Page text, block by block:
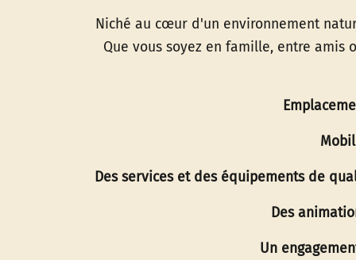
Niché au cœur d'un environnement
Que vous soyez en famille, entre amis
Des services et des équipements de
Des
Un